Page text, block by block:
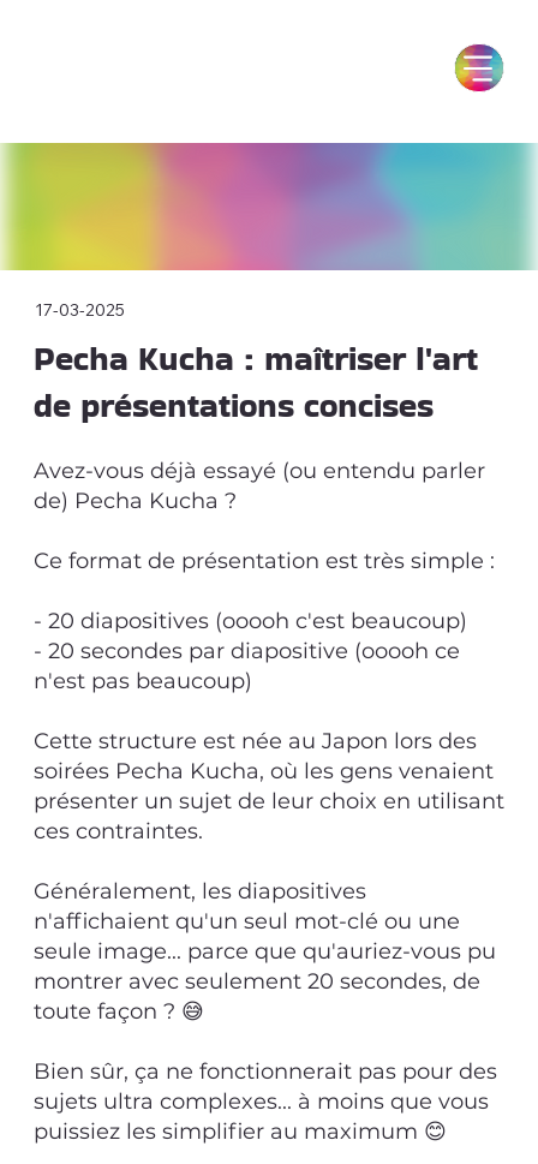
17-03-2025
Pecha Kucha : maîtriser l'art
de présentations concises
Avez-vous déjà essayé (ou entendu parler
de) Pecha Kucha ?
Ce format de présentation est très simple :
- 20 diapositives (ooooh c'est beaucoup)
- 20 secondes par diapositive (ooooh ce
n'est pas beaucoup)
Cette structure est née au Japon lors des
soirées Pecha Kucha, où les gens venaient
présenter un sujet de leur choix en utilisant
ces contraintes.
Généralement, les diapositives
n'affichaient qu'un seul mot-clé ou une
seule image... parce que qu'auriez-vous pu
montrer avec seulement 20 secondes, de
toute façon ? 😅
Bien sûr, ça ne fonctionnerait pas pour des
sujets ultra complexes... à moins que vous
puissiez les simplifier au maximum 😊